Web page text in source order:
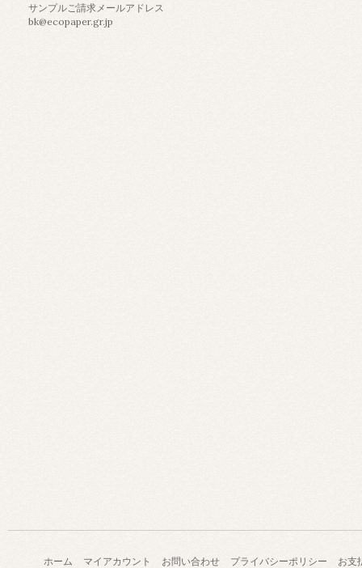
サンプルご請求メールアドレス
bk@ecopaper.gr.jp
ホーム マイアカウント お問い合わせ プライバシーポリシー お支